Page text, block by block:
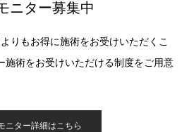
ニター募集中
りもお得に施術をお受けいただくこ
施術をお受けいただける制度をご用意
ニター詳細はこちら